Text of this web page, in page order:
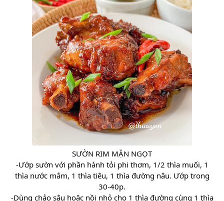
SƯỜN RIM MẶN NGỌT
-Ướp sườn với phần hành tỏi phi thơm, 1/2 thìa muối, 1
thìa nước mắm, 1 thìa tiêu, 1 thìa đường nâu. Ướp trong
30-40p.
-Dùng chảo sâu hoặc nồi nhỏ cho 1 thìa đường cùng 1 thìa